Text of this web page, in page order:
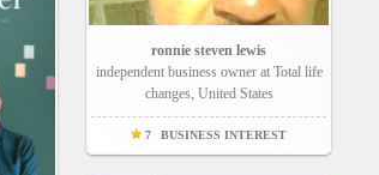
ronnie steven lewis
independent business owner at Total life
changes, United States
7 BUSINESS INTEREST